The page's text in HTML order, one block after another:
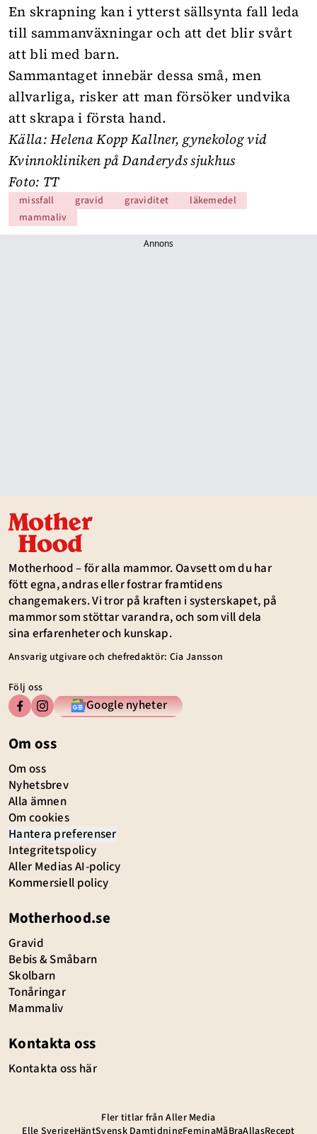
En skrapning kan i ytterst sällsynta fall leda
till sammanväxningar och att det blir svårt
att bli med barn.
Sammantaget innebär dessa små, men
allvarliga, risker att man försöker undvika
att skrapa i första hand.
Källa: Helena Kopp Kallner, gynekolog vid
Kvinnokliniken på Danderyds sjukhus
Foto: TT
missfall gravid graviditet
läkemedel
mammaliv
Annons
Motherhood – för alla mammor. Oavsett om du har
fött egna, andras eller fostrar framtidens
changemakers. Vi tror på kraften i systerskapet, på
mammor som stöttar varandra, och som vill dela
sina erfarenheter och kunskap.
Ansvarig utgivare och chefredaktör: Cia Jansson
Följ oss
Google nyheter
Om oss
Om oss
Nyhetsbrev
Alla ämnen
Om cookies
Hantera preferenser
Integritetspolicy
Aller Medias AI-policy
Kommersiell policy
Motherhood.se
Gravid
Bebis & Småbarn
Skolbarn
Tonåringar
Mammaliv
Kontakta oss
Kontakta oss här
Fler titlar från Aller Media
Elle SverigeHäntSvensk DamtidningFeminaMåBraAllasRecept